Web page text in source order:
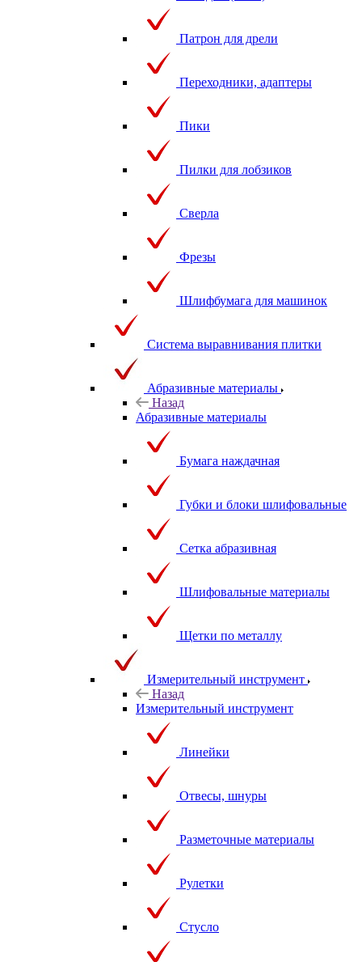
Патрон для дрели
Переходники, адаптеры
Пики
Пилки для лобзиков
Сверла
Фрезы
Шлифбумага для машинок
Система выравнивания плитки
Абразивные материалы
Назад
Абразивные материалы
Бумага наждачная
Губки и блоки шлифовальные
Сетка абразивная
Шлифовальные материалы
Щетки по металлу
Измерительный инструмент
Назад
Измерительный инструмент
Линейки
Отвесы, шнуры
Разметочные материалы
Рулетки
Стусло